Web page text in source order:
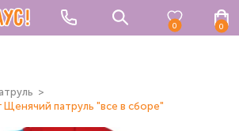
0 0
Щенячий патруль "все в сборе"